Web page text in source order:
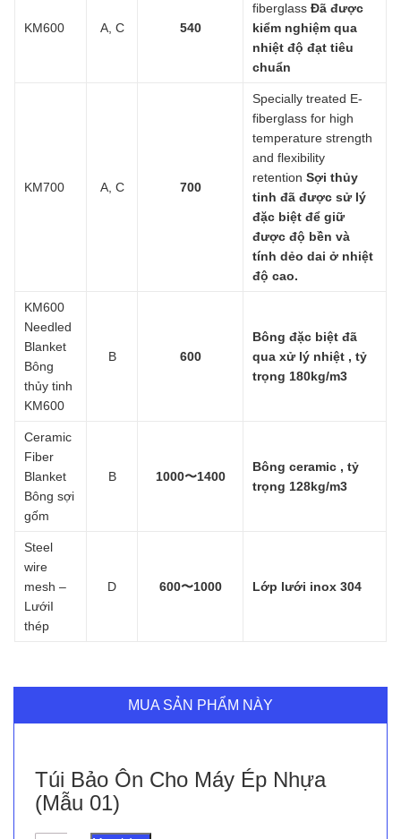
KM600 A, C 540
fiberglass Đã được
kiểm nghiệm qua
nhiệt độ đạt tiêu
chuẩn
KM700 A, C 700
Specially treated E-
fiberglass for high
temperature strength
and flexibility
retention Sợi thủy
tinh đã được sử lý
đặc biệt để giữ
được độ bền và
tính dẻo dai ở nhiệt
độ cao.
KM600
Needled
Blanket
Bông
thủy tinh
KM600
B 600
Bông đặc biệt đã
qua xử lý nhiệt , tỷ
trọng 180kg/m3
Ceramic
Fiber
Blanket
Bông sợi
gốm
B 1000〜1400
Bông ceramic , tỷ
trọng 128kg/m3
Steel
wire
mesh –
LướiI
thép
D 600〜1000 Lớp lưới inox 304
MUA SẢN PHẨM NÀY
Túi Bảo Ôn Cho Máy Ép Nhựa
(Mẫu 01)